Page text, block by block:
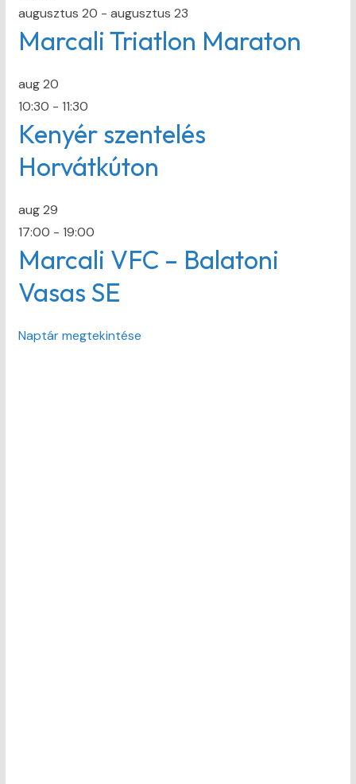
augusztus 20 - augusztus 23
Marcali Triatlon Maraton
aug20
10:30 - 11:30
Kenyér szentelés
Horvátkúton
aug29
17:00 - 19:00
Marcali VFC – Balatoni
Vasas SE
Naptár megtekintése